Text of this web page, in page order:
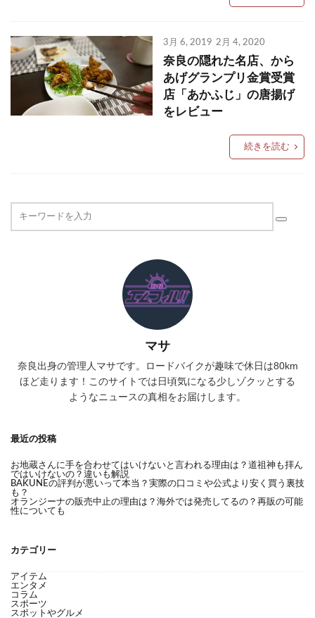
3月 6, 2019 2月 4, 2020
奈良の隠れた名店、から
あげグランプリ金賞受賞
店「あかふじ」の唐揚げ
をレビュー
続きを読む
マサ
奈良出身の管理人マサです。ロードバイクが趣味で休日は80km
ほど走ります！このサイトでは日頃気になる少しゾクッとする
ようなニュースの真相をお届けします。
最近の投稿
お地蔵さんに手を合わせてはいけないと言われる理由は？道祖神も拝ん
ではいけないの？違いも解説
BAKUNEの評判が悪いって本当？実際の口コミや公式より安く買う裏技
も？
オランジーナの販売中止の理由は？海外では発売してるの？再販の可能
性についても
カテゴリー
アイテム
エンタメ
コラム
スポーツ
スポットやグルメ